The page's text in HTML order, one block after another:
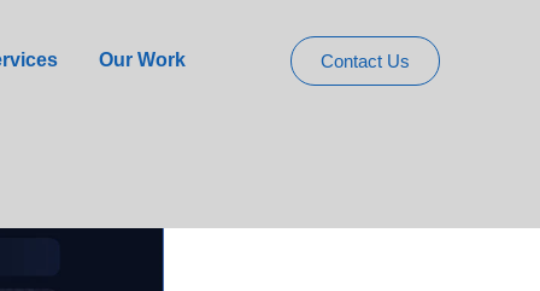
Our Work Contact Us
Casino